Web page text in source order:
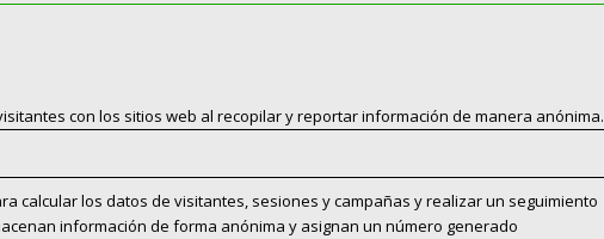
con los sitios web al recopilar y reportar información de manera anónima.
calcular los datos de visitantes, sesiones y campañas y realizar un seguimiento
información de forma anónima y asignan un número generado